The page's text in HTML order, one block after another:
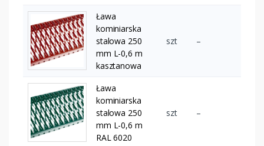
Ława
kominiarska
stalowa 250
mm L-0,6 m
kasztanowa
szt –
Ława
kominiarska
stalowa 250
mm L-0,6 m
RAL 6020
szt –